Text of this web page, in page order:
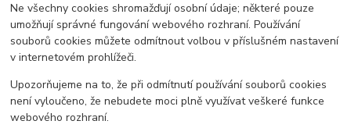
Ne všechny cookies shromažďují osobní údaje; některé pouze
umožňují správné fungování webového rozhraní. Používání
souborů cookies můžete odmítnout volbou v příslušném nastavení
v internetovém prohlížeči.
Upozorňujeme na to, že při odmítnutí používání souborů cookies
není vyloučeno, že nebudete moci plně využívat veškeré funkce
webového rozhraní.